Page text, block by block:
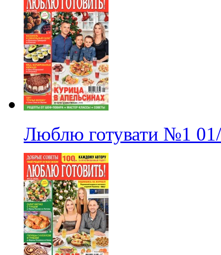
Люблю готувати №1